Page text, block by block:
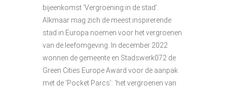
bijeenkomst ‘Vergroening in de stad’.
Alkmaar mag zich de meest inspirerende
stad in Europa noemen voor het vergroenen
van de leefomgeving. In december 2022
wonnen de gemeente en Stadswerk072 de
Green Cities Europe Award voor de aanpak
met de ‘Pocket Parcs’: ‘het vergroenen van